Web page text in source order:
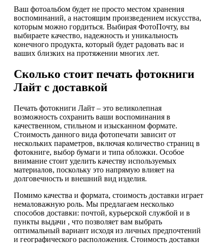
Ваш фотоальбом будет не просто местом хранения
воспоминаний, а настоящим произведением искусства,
которым можно гордиться. Выбирая ФотоПочту, вы
выбираете качество, надежность и уникальность
конечного продукта, который будет радовать вас и
ваших близких на протяжении многих лет.
Сколько стоит печать фотокниги
Лайт с доставкой
Печать фотокниги Лайт – это великолепная
возможность сохранить ваши воспоминания в
качественном, стильном и изысканном формате.
Стоимость данного вида фотопечати зависит от
нескольких параметров, включая количество страниц в
фотокниге, выбор бумаги и типа обложки. Особое
внимание стоит уделить качеству используемых
материалов, поскольку это напрямую влияет на
долговечность и внешний вид изделия.
Помимо качества и формата, стоимость доставки играет
немаловажную роль. Мы предлагаем несколько
способов доставки: почтой, курьерской службой и в
пункты выдачи , что позволяет вам выбрать
оптимальный вариант исходя из личных предпочтений
и географического расположения. Стоимость доставки